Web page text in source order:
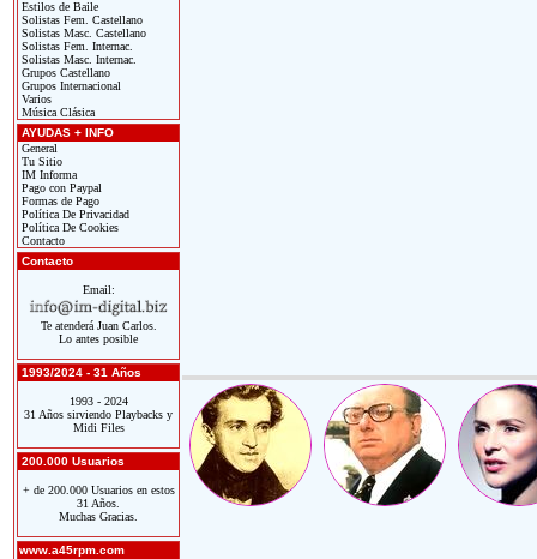
Estilos de Baile
Solistas Fem. Castellano
Solistas Masc. Castellano
Solistas Fem. Internac.
Solistas Masc. Internac.
Grupos Castellano
Grupos Internacional
Varios
Música Clásica
AYUDAS + INFO
General
Tu Sitio
IM Informa
Pago con Paypal
Formas de Pago
Política De Privacidad
Política De Cookies
Contacto
Contacto
Email:
Te atenderá Juan Carlos.
Lo antes posible
1993/2024 - 31 Años
1993 - 2024
31 Años sirviendo Playbacks y
Midi Files
200.000 Usuarios
+ de 200.000 Usuarios en estos
31 Años.
Muchas Gracias.
www.a45rpm.com